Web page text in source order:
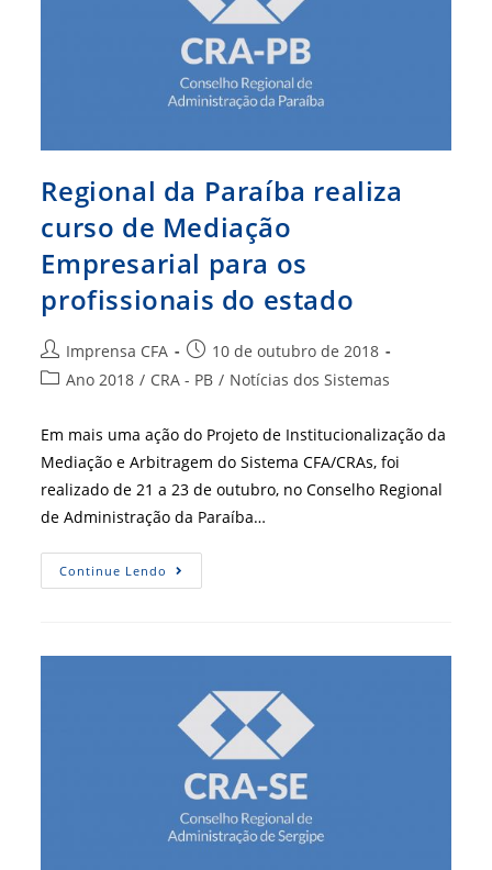
Regional da Paraíba realiza
curso de Mediação
Empresarial para os
profissionais do estado
Autor
do
Imprensa CFA
Post
publicado:
10 de outubro de 2018
Categoria
Ano 2018 / CRA - PB / Notícias dos Sistemas
Em mais uma ação do Projeto de Institucionalização da
Mediação e Arbitragem do Sistema CFA/CRAs, foi
realizado de 21 a 23 de outubro, no Conselho Regional
de Administração da Paraíba…
Continue Lendo Regional
Da
Mediação
Os
Profissionais
Do
Estado